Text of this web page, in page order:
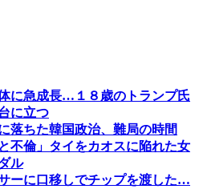
に急成長…１８歳のトランプ氏
に立つ
落ちた韓国政治、難局の時間
不倫」タイをカオスに陥れた女
ル
ーに口移しでチップを渡した…